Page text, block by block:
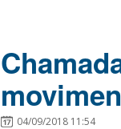
04/09/2018 11:54